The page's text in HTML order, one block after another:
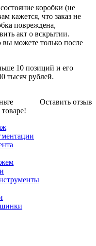
коробки (не
кажется, что заказ не
повреждена,
акт о вскрытии.
вы можете только после
10 позиций и его
тысяч рублей.
Оставить отзыв